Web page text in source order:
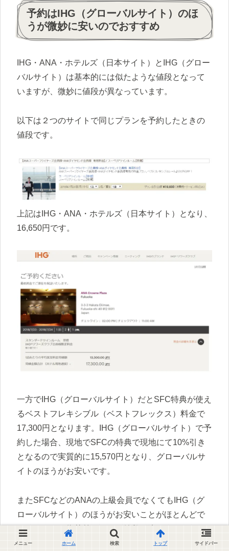
予約はIHG（グローバルサイト）のほ
うが微妙に安いのでおすすめ
IHG・ANA・ホテルズ（日本サイト）とIHG（グロー
バルサイト）は基本的には似たような値段となって
いますが、微妙に値段が異なっています。
以下は２つのサイトで同じプランを予約したときの
値段です。
上記はIHG・ANA・ホテルズ（日本サイト）となり、
16,650円です。
一方でIHG（グローバルサイト）だとSFC特典が使え
るベストフレキシブル（ベストフレックス）料金で
17,300円となります。IHG（グローバルサイト）で予
約した場合、現地でSFCの特典で現地にて10%引き
となるので実質的に15,570円となり、グローバルサ
イトのほうがお安いです。
またSFCなどのANAの上級会員でなくてもIHG（グ
ローバルサイト）のほうがお安いことがほとんどで
す。おそらく為替差なんかで値段が違っているのだ
と思います。
メニュー ホーム 検索 トップ サイドバー